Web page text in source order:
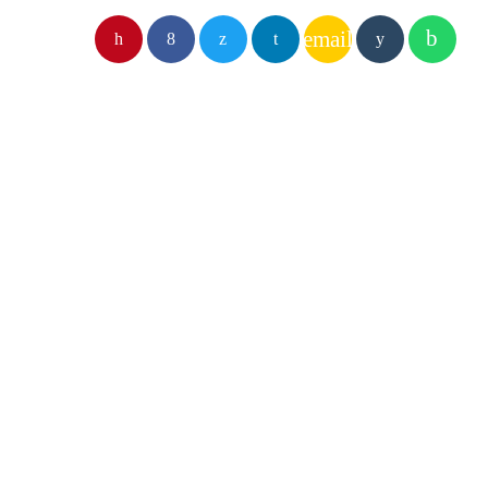
email